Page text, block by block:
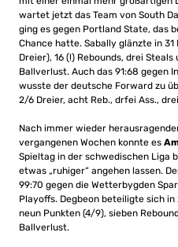
wartet jetzt das Team von South
ging es gegen Portland State, das
Chance hatte. Sabally glänzte in
Dreier), 16 (!) Rebounds, drei
Ballverlust. Auch das 91:68 gegen
wusste der deutsche Forward zu
2/6 Dreier, acht Reb., drfei Ass.,
Nach immer wieder
vergangenen Wochen konnte es
Spieltag in der schwedischen Liga
etwas „ruhiger“ angehen lassen.
99:70 gegen die Wetterbygden
Playoffs. Degbeon beteiligte sich
neun Punkten (4/9), sieben
Ballverlust.